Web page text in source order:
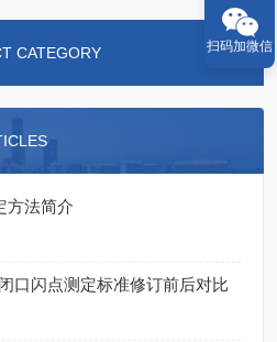
CATEGORY
方法简介
口闪点测定标准修订前后对比
扫码加微信